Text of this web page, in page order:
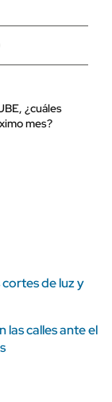
¿cuáles
mes?
de luz y
calles ante el